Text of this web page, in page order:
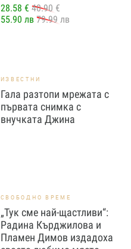
28.58 € 40.90 €
55.90 лв 79.99 лв
ИЗВЕСТНИ
Гала разтопи мрежата с
първата снимка с
внучката Джина
СВОБОДНО ВРЕМЕ
„Тук сме най-щастливи“:
Радина Кърджилова и
Пламен Димов издадоха